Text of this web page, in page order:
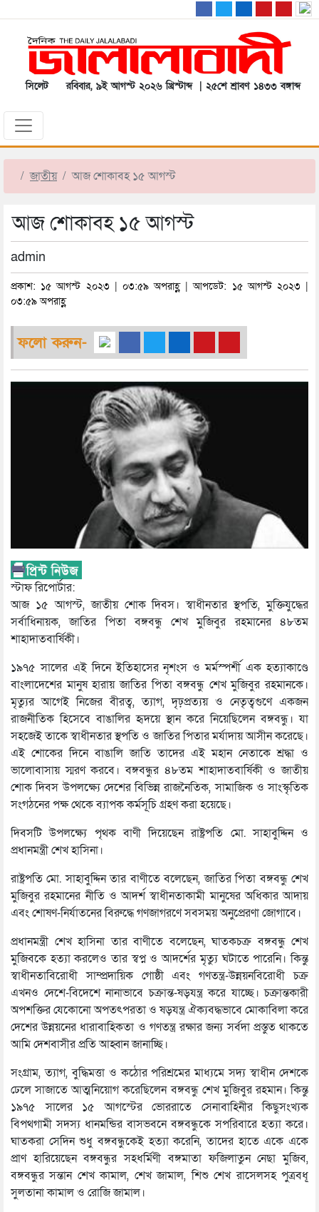
সিলেট রবিবার, ৯ই আগস্ট ২০২৬ খ্রিস্টাব্দ | ২৫শে শ্রাবণ ১৪৩৩ বঙ্গাব্দ
জাতীয় আজ শোকাবহ ১৫ আগস্ট
আজ শোকাবহ ১৫ আগস্ট
admin
প্রকাশ: ১৫ আগস্ট ২০২৩ | ০৩:৫৯ অপরাহ্ণ | আপডেট: ১৫ আগস্ট ২০২৩ |
০৩:৫৯ অপরাহ্ণ
ফলো করুন-
স্টাফ রিপোর্টার:
আজ ১৫ আগস্ট, জাতীয় শোক দিবস। স্বাধীনতার স্থপতি, মুক্তিযুদ্ধের
সর্বাধিনায়ক, জাতির পিতা বঙ্গবন্ধু শেখ মুজিবুর রহমানের ৪৮তম
শাহাদাতবার্ষিকী।
১৯৭৫ সালের এই দিনে ইতিহাসের নৃশংস ও মর্মস্পর্শী এক হত্যাকাণ্ডে
বাংলাদেশের মানুষ হারায় জাতির পিতা বঙ্গবন্ধু শেখ মুজিবুর রহমানকে।
মৃত্যুর আগেই নিজের বীরত্ব, ত্যাগ, দৃঢ়প্রত্যয় ও নেতৃত্বগুণে একজন
রাজনীতিক হিসেবে বাঙালির হৃদয়ে স্থান করে নিয়েছিলেন বঙ্গবন্ধু। যা
সহজেই তাকে স্বাধীনতার স্থপতি ও জাতির পিতার মর্যাদায় আসীন করেছে।
এই শোকের দিনে বাঙালি জাতি তাদের এই মহান নেতাকে শ্রদ্ধা ও
ভালোবাসায় স্মরণ করবে। বঙ্গবন্ধুর ৪৮তম শাহাদাতবার্ষিকী ও জাতীয়
শোক দিবস উপলক্ষ্যে দেশের বিভিন্ন রাজনৈতিক, সামাজিক ও সাংস্কৃতিক
সংগঠনের পক্ষ থেকে ব্যাপক কর্মসূচি গ্রহণ করা হয়েছে।
দিবসটি উপলক্ষ্যে পৃথক বাণী দিয়েছেন রাষ্ট্রপতি মো. সাহাবুদ্দিন ও
প্রধানমন্ত্রী শেখ হাসিনা।
রাষ্ট্রপতি মো. সাহাবুদ্দিন তার বাণীতে বলেছেন, জাতির পিতা বঙ্গবন্ধু শেখ
মুজিবুর রহমানের নীতি ও আদর্শ স্বাধীনতাকামী মানুষের অধিকার আদায়
এবং শোষণ-নির্যাতনের বিরুদ্ধে গণজাগরণে সবসময় অনুপ্রেরণা জোগাবে।
প্রধানমন্ত্রী শেখ হাসিনা তার বাণীতে বলেছেন, ঘাতকচক্র বঙ্গবন্ধু শেখ
মুজিবকে হত্যা করলেও তার স্বপ্ন ও আদর্শের মৃত্যু ঘটাতে পারেনি। কিন্তু
স্বাধীনতাবিরোধী সাম্প্রদায়িক গোষ্ঠী এবং গণতন্ত্র-উন্নয়নবিরোধী চক্র
এখনও দেশে-বিদেশে নানাভাবে চক্রান্ত-ষড়যন্ত্র করে যাচ্ছে। চক্রান্তকারী
অপশক্তির যেকোনো অপতৎপরতা ও ষড়যন্ত্র ঐক্যবদ্ধভাবে মোকাবিলা করে
দেশের উন্নয়নের ধারাবাহিকতা ও গণতন্ত্র রক্ষার জন্য সর্বদা প্রস্তুত থাকতে
আমি দেশবাসীর প্রতি আহ্বান জানাচ্ছি।
সংগ্রাম, ত্যাগ, বুদ্ধিমত্তা ও কঠোর পরিশ্রমের মাধ্যমে সদ্য স্বাধীন দেশকে
ঢেলে সাজাতে আত্মনিয়োগ করেছিলেন বঙ্গবন্ধু শেখ মুজিবুর রহমান। কিন্তু
১৯৭৫ সালের ১৫ আগস্টের ভোররাতে সেনাবাহিনীর কিছুসংখ্যক
বিপথগামী সদস্য ধানমন্ডির বাসভবনে বঙ্গবন্ধুকে সপরিবারে হত্যা করে।
ঘাতকরা সেদিন শুধু বঙ্গবন্ধুকেই হত্যা করেনি, তাদের হাতে একে একে
প্রাণ হারিয়েছেন বঙ্গবন্ধুর সহধর্মিণী বঙ্গমাতা ফজিলাতুন নেছা মুজিব,
বঙ্গবন্ধুর সন্তান শেখ কামাল, শেখ জামাল, শিশু শেখ রাসেলসহ পুত্রবধূ
সুলতানা কামাল ও রোজি জামাল।